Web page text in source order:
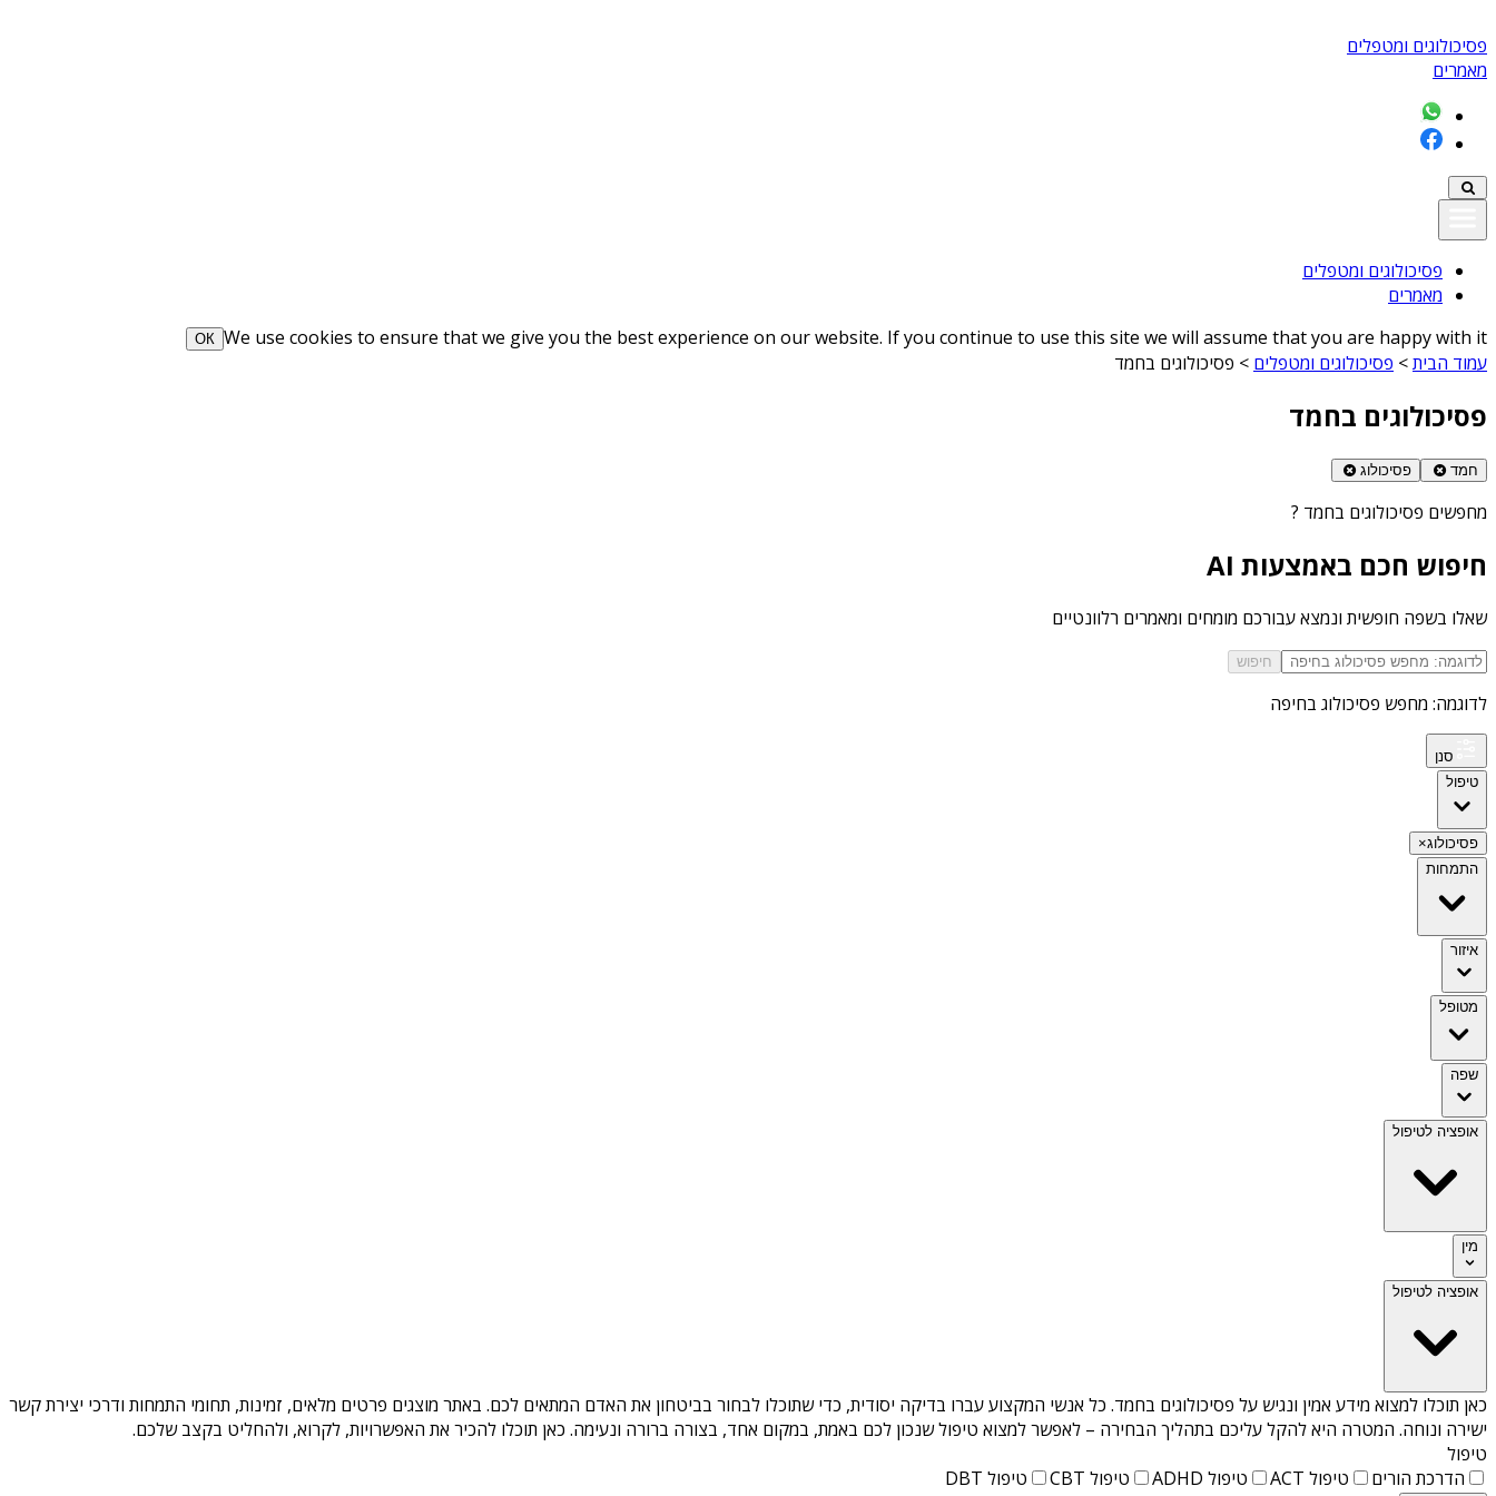
פסיכולוגים ומטפלים
מאמרים
פסיכולוגים ומטפלים
מאמרים
We use cookies to ensure that we give you the best experience on our website. If you continue to use this site we will assume that you are happy with it
ОК
עמוד הבית> פסיכולוגים ומטפלים > פסיכולוגים בחמד
פסיכולוגים בחמד
חמד פסיכולוג
מחפשים פסיכולוגים בחמד ?
חיפוש חכם באמצעות AI
שאלו בשפה חופשית ונמצא עבורכם מומחים ומאמרים רלוונטיים
חיפוש
לדוגמה: מחפש פסיכולוג בחיפה
סנן
טיפול
פסיכולוג×
התמחות
איזור
מטופל
שפה
אופציה לטיפול
מין
אופציה לטיפול
כאן תוכלו למצוא מידע אמין ונגיש על פסיכולוגים בחמד. כל אנשי המקצוע עברו בדיקה יסודית, כדי שתוכלו לבחור בביטחון את האדם המתאים לכם. באתר מוצגים פרטים מלאים, זמינות, תחומי התמחות ודרכי יצירת קשר
ישירה ונוחה. המטרה היא להקל עליכם בתהליך הבחירה – לאפשר למצוא טיפול שנכון לכם באמת, במקום אחד, בצורה ברורה ונעימה. כאן תוכלו להכיר את האפשרויות, לקרוא, ולהחליט בקצב שלכם.
טיפול
הדרכת הורים
טיפול ACT טיפול ADHD טיפול CBT טיפול DBT